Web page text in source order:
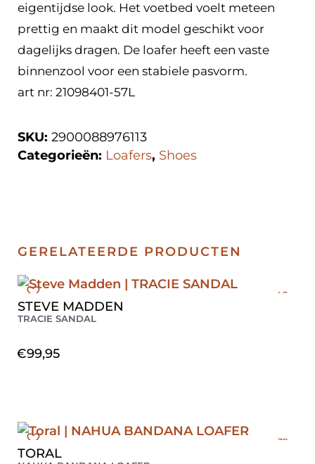
eigentijdse look. Het voetbed voelt meteen
prettig en maakt dit model geschikt voor
dagelijks dragen. De loafer heeft een vaste
binnenzool voor een stabiele pasvorm.
art nr: 21098401-57L
SKU: 2900088976113
Categorieën: Loafers, Shoes
GERELATEERDE PRODUCTEN
STEVE MADDEN
TRACIE SANDAL
€99,95
40
TORAL
39